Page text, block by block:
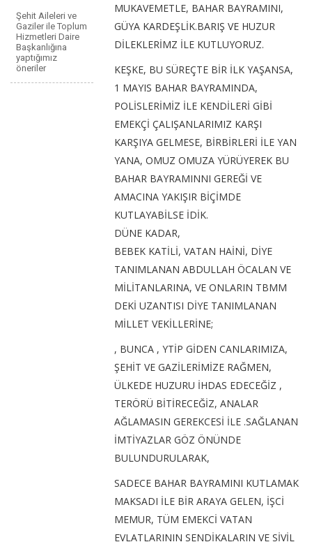
Şehit Aileleri ve
Gaziler ile Toplum
Hizmetleri Daire
Başkanlığına
yaptığımız
öneriler
MUKAVEMETLE, BAHAR BAYRAMINI,
GÜYA KARDEŞLİK.BARIŞ VE HUZUR
DİLEKLERİMZ İLE KUTLUYORUZ.
KEŞKE, BU SÜREÇTE BİR İLK YAŞANSA,
1 MAYIS BAHAR BAYRAMINDA,
POLİSLERİMİZ İLE KENDİLERİ GİBİ
EMEKÇİ ÇALIŞANLARIMIZ KARŞI
KARŞIYA GELMESE, BİRBİRLERİ İLE YAN
YANA, OMUZ OMUZA YÜRÜYEREK BU
BAHAR BAYRAMINNI GEREĞİ VE
AMACINA YAKIŞIR BİÇİMDE
KUTLAYABİLSE İDİK.
DÜNE KADAR,
BEBEK KATİLİ, VATAN HAİNİ, DİYE
TANIMLANAN ABDULLAH ÖCALAN VE
MİLİTANLARINA, VE ONLARIN TBMM
DEKİ UZANTISI DİYE TANIMLANAN
MİLLET VEKİLLERİNE;
, BUNCA , YTİP GİDEN CANLARIMIZA,
ŞEHİT VE GAZİLERİMİZE RAĞMEN,
ÜLKEDE HUZURU İHDAS EDECEĞİZ ,
TERÖRÜ BİTİRECEĞİZ, ANALAR
AĞLAMASIN GEREKCESİ İLE .SAĞLANAN
İMTİYAZLAR GÖZ ÖNÜNDE
BULUNDURULARAK,
SADECE BAHAR BAYRAMINI KUTLAMAK
MAKSADI İLE BİR ARAYA GELEN, İŞCİ
MEMUR, TÜM EMEKCİ VATAN
EVLATLARININ SENDİKALARIN VE SİVİL